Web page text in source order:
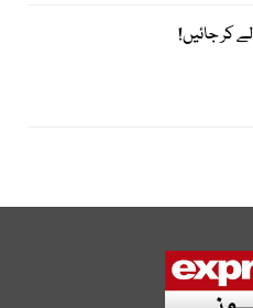
کر جائیں!